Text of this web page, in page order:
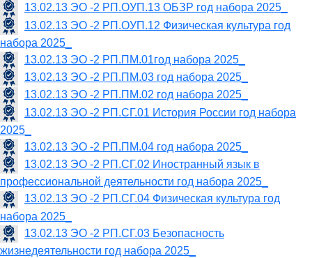
13.02.13 ЭО -2 РП.ОУП.13 ОБЗР год набора 2025_
13.02.13 ЭО -2 РП.ОУП.12 Физическая культура год
набора 2025_
13.02.13 ЭО -2 РП.ПМ.01год набора 2025_
13.02.13 ЭО -2 РП.ПМ.03 год набора 2025_
13.02.13 ЭО -2 РП.ПМ.02 год набора 2025_
13.02.13 ЭО -2 РП.СГ.01 История России год набора
2025_
13.02.13 ЭО -2 РП.ПМ.04 год набора 2025_
13.02.13 ЭО -2 РП.СГ.02 Иностранный язык в
профессиональной деятельности год набора 2025_
13.02.13 ЭО -2 РП.СГ.04 Физическая культура год
набора 2025_
13.02.13 ЭО -2 РП.СГ.03 Безопасность
жизнедеятельности год набора 2025_